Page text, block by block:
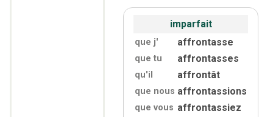
imparfait
que j' affrontasse
que tu affrontasses
qu'il affrontât
que nous affrontassions
que vous affrontassiez